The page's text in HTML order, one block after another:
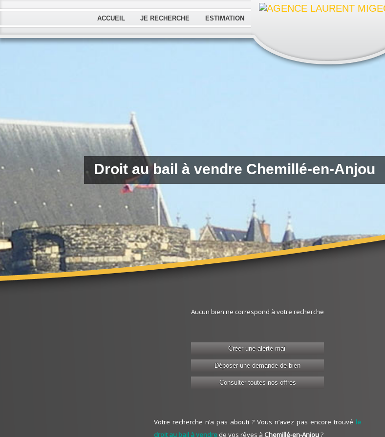
ACCUEIL JE RECHERCHE ESTIMATION
Droit au bail à vendre Chemillé-en-Anjou
Aucun bien ne correspond à votre recherche
Créer une alerte mail
Déposer une demande de bien
Consulter toutes nos offres
Votre recherche n’a pas abouti ? Vous n’avez pas encore trouvé le
droit au bail à vendre de vos rêves à Chemillé-en-Anjou?